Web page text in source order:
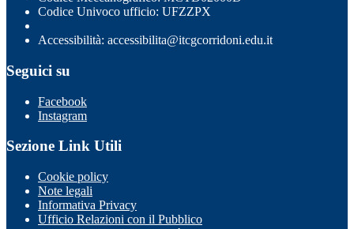
Codice Univoco ufficio: UFZZPX
Accessibilità: accessibilita@itcgcorridoni.edu.it
Seguici su
Facebook
Instagram
Sezione Link Utili
Cookie policy
Note legali
Informativa Privacy
Ufficio Relazioni con il Pubblico